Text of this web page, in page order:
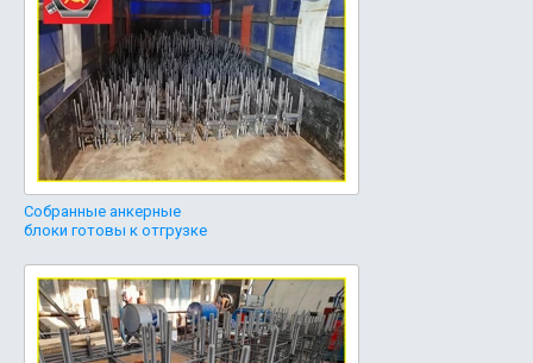
Собранные анкерные
блоки готовы к отгрузке